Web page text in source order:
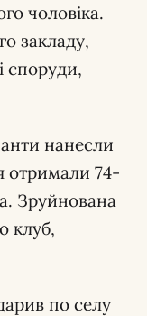
чоловіка.
закладу,
споруди,
нанесли
отримали 74-
Зруйнована
клуб,
по селу